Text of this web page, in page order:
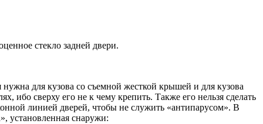
стекло задней двери.
для кузова со съемной жесткой крышей и для кузова
ибо сверху его не к чему крепить. Также его нельзя сделать
линией дверей, чтобы не служить «антипарусом». В
установленная снаружи: